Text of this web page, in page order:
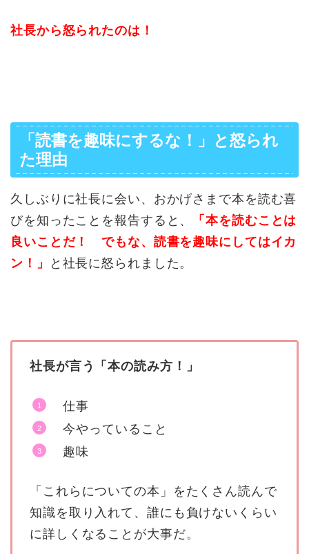
社長から怒られたのは！
「読書を趣味にするな！」と怒られ
た理由
久しぶりに社長に会い、おかげさまで本を読む喜
びを知ったことを報告すると、
「本を読むことは
良いことだ！ でもな、読書を趣味にしてはイカ
ン！」
と社長に怒られました。
社長が言う「本の読み方！」
仕事
今やっていること
趣味
「これらについての本」をたくさん読んで
知識を取り入れて、誰にも負けないくらい
に詳しくなることが大事だ。